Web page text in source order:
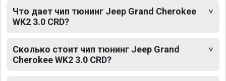
Что дает чип тюнинг Jeep Grand Cherokee
WK2 3.0 CRD?
Сколько стоит чип тюнинг Jeep Grand
Cherokee WK2 3.0 CRD?